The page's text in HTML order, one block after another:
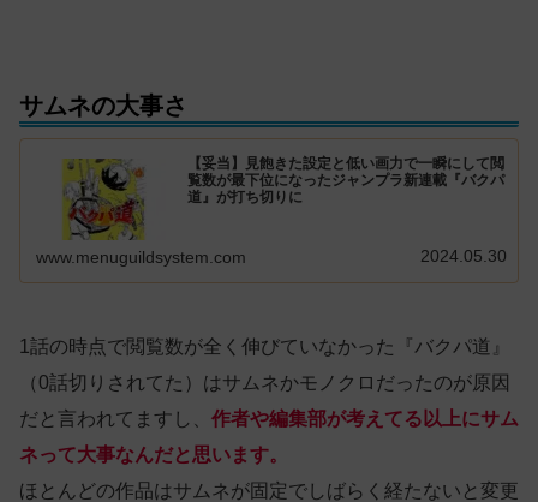
サムネの大事さ
【妥当】見飽きた設定と低い画力で一瞬にして閲
覧数が最下位になったジャンプラ新連載『バクパ
道』が打ち切りに
www.menuguildsystem.com 2024.05.30
1話の時点で閲覧数が全く伸びていなかった『バクパ道』
（0話切りされてた）はサムネかモノクロだったのが原因
だと言われてますし、 作者や編集部が考えてる以上にサム
ネって大事なんだと思います。
ほとんどの作品はサムネが固定でしばらく経たないと変更